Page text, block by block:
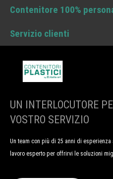
Contenitore 100%
Servizio clienti
UN INTERLOCUTORE
VOSTRO SERVIZIO
Un team con più di 25 anni di
lavoro esperto per offrirvi le soluzioni